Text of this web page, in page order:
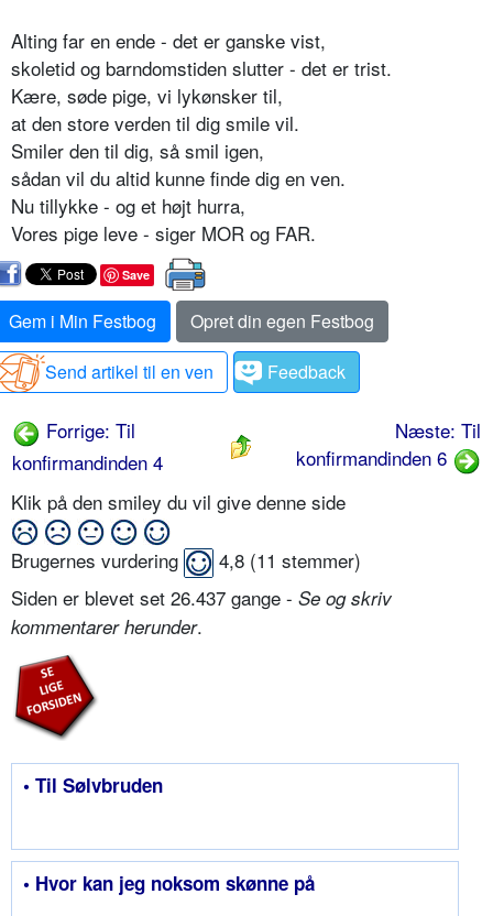
Alting far en ende - det er ganske vist,
skoletid og barndomstiden slutter - det er trist.
Kære, søde pige, vi lykønsker til,
at den store verden til dig smile vil.
Smiler den til dig, så smil igen,
sådan vil du altid kunne finde dig en ven.
Nu tillykke - og et højt hurra,
Vores pige leve - siger MOR og FAR.
Save
Gem i Min Festbog
Opret din egen Festbog
Send artikel til en ven
Feedback
Forrige: Til
konfirmandinden 4
Næste: Til
konfirmandinden 6
Klik på den smiley du vil give denne side
Brugernes vurdering 4,8 (11 stemmer)
Siden er blevet set 26.437 gange - Se og skriv
kommentarer herunder.
• Til Sølvbruden
• Hvor kan jeg noksom skønne på